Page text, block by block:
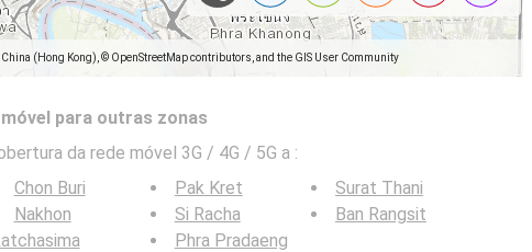
(Hong Kong), © OpenStreetMap contributors, and the GIS User Community
para outras zonas
da rede móvel 3G / 4G / 5G a :
Chon Buri
Nakhon
Pak Kret
Si Racha
Phra Pradaeng
Surat Thani
Ban Rangsit